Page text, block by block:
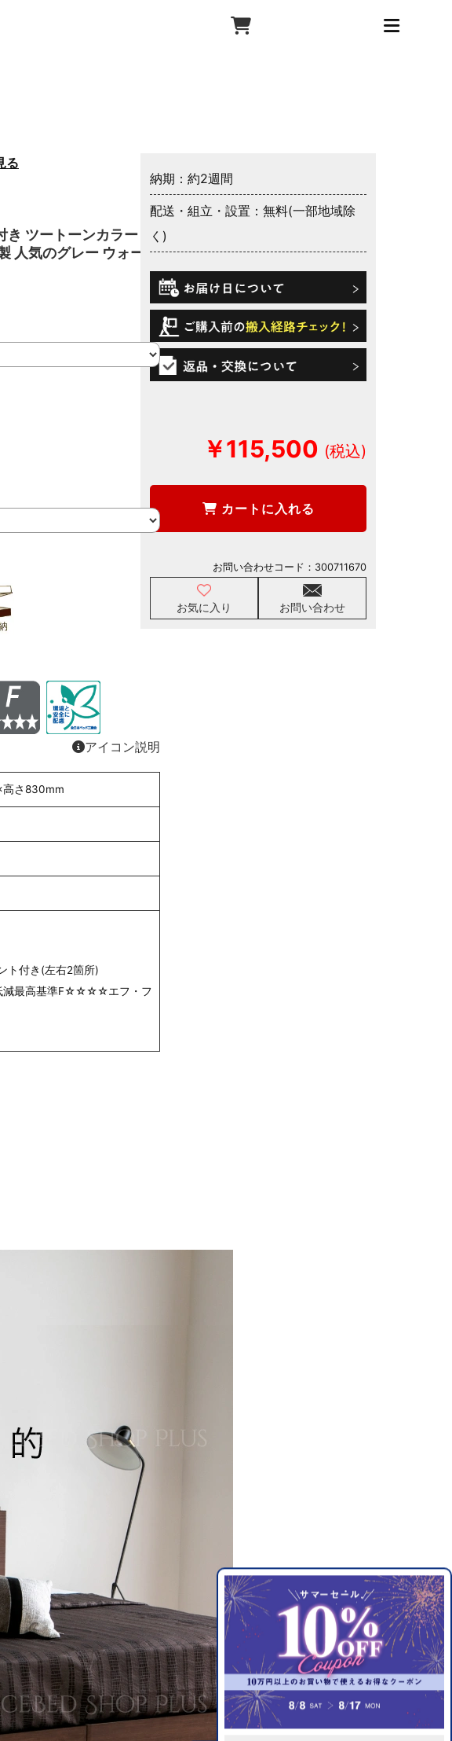
る
き ツートーンカラー ス
人気のグレー ウォール
アイコン説明
さ830mm
ト付き(左右2箇所)
減最高基準F☆☆☆☆エフ・フ
納期：約2週間
配送・組立・設置：無料(一部地域除
く)
￥115,500
カートに入れる
お気に入り お問い合わせ
お問い合わせコード： 300711670